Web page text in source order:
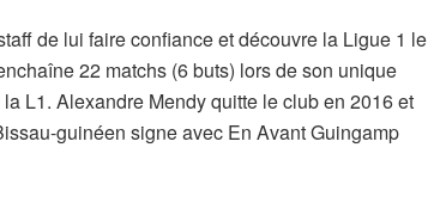
de lui faire confiance et découvre la Ligue 1 le
22 matchs (6 buts) lors de son unique
L1. Alexandre Mendy quitte le club en 2016 et
guinéen signe avec En Avant Guingamp